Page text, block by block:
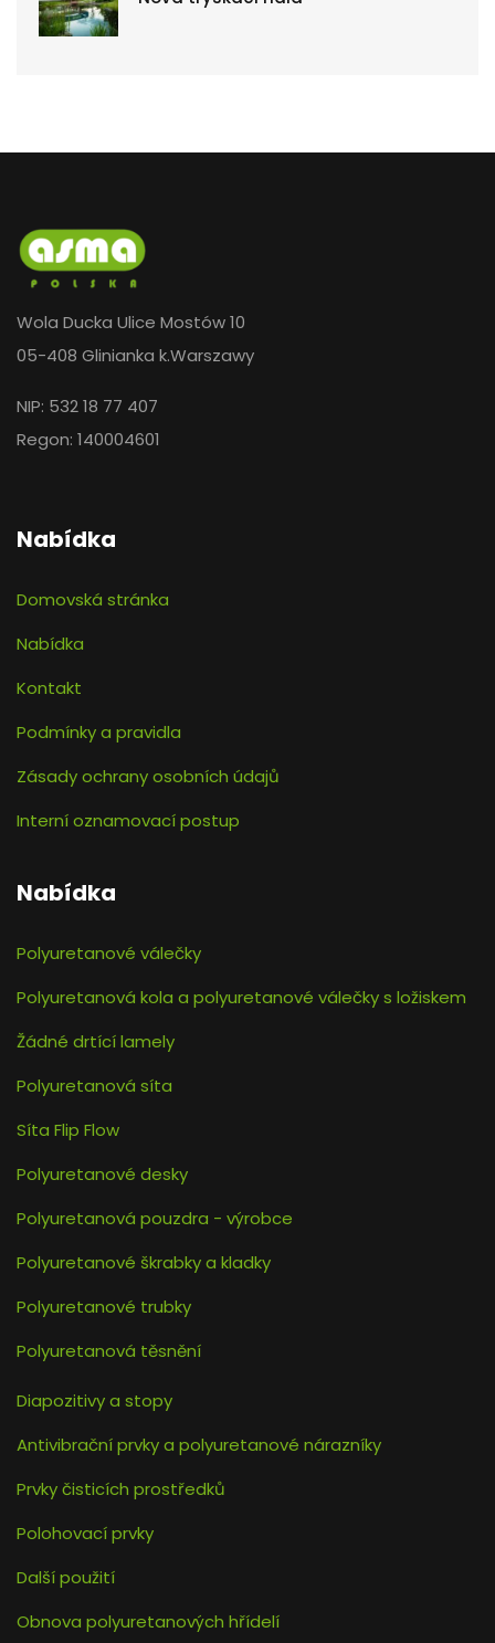
Wola Ducka Ulice Mostów 10
05-408 Glinianka k.Warszawy
NIP: 532 18 77 407
Regon: 140004601
Nabídka
Domovská stránka
Nabídka
Kontakt
Podmínky a pravidla
Zásady ochrany osobních údajů
Interní oznamovací postup
Nabídka
Polyuretanové válečky
Polyuretanová kola a polyuretanové válečky s ložiskem
Žádné drtící lamely
Polyuretanová síta
Síta Flip Flow
Polyuretanové desky
Polyuretanová pouzdra - výrobce
Polyuretanové škrabky a kladky
Polyuretanové trubky
Polyuretanová těsnění
Diapozitivy a stopy
Antivibrační prvky a polyuretanové nárazníky
Prvky čisticích prostředků
Polohovací prvky
Další použití
Obnova polyuretanových hřídelí